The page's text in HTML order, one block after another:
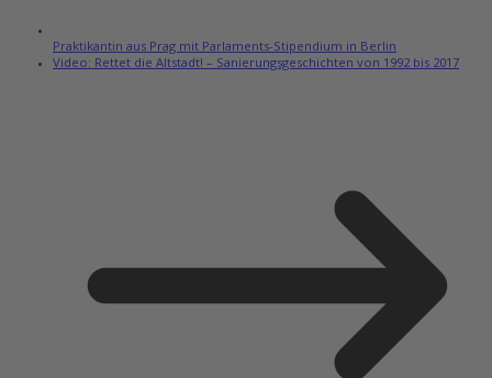
Praktikantin aus Prag mit Parlaments-Stipendium in Berlin
Video: Rettet die Altstadt! – Sanierungsgeschichten von 1992 bis 2017